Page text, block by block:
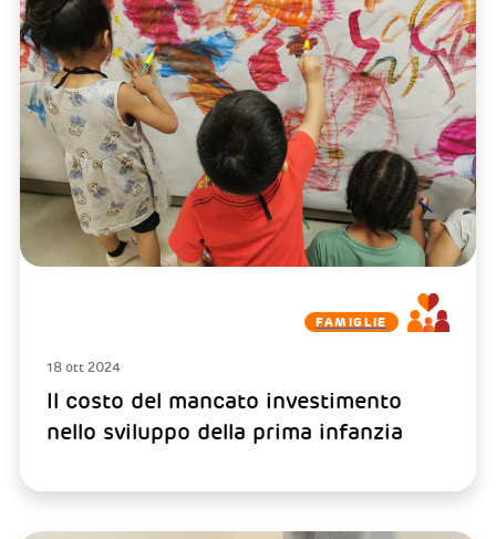
FAMIGLIE
18 ott 2024
Il costo del mancato investimento
nello sviluppo della prima infanzia